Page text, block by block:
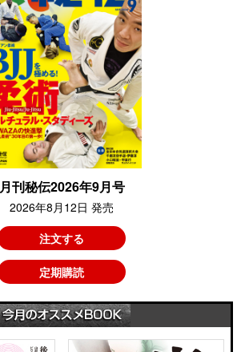
月刊秘伝2026年9月号
2026年8月12日 発売
注文する
定期購読